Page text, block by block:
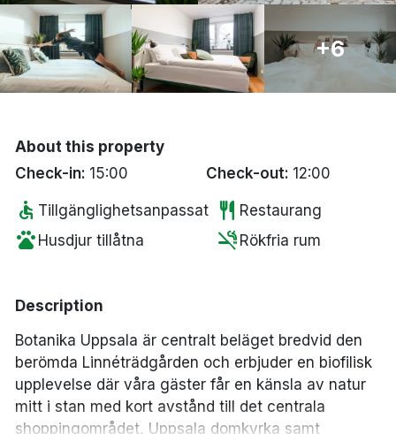
Oslo
Bergen +6
About this property
Check-in: 15:00 Check-out: 12:00
accessible Tillgänglighetsanpassat restaurant Restaurang
pets Husdjur tillåtna smoke_free Rökfria rum
Description
Botanika Uppsala är centralt beläget bredvid den
berömda Linnéträdgården och erbjuder en biofilisk
upplevelse där våra gäster får en känsla av natur
mitt i stan med kort avstånd till det centrala
shoppingområdet, Uppsala domkyrka samt